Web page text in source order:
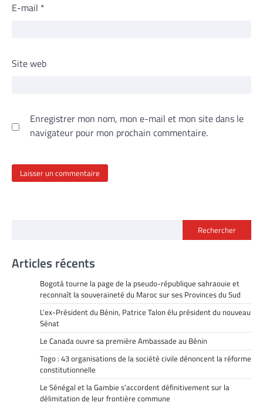
E-mail *
Site web
Enregistrer mon nom, mon e-mail et mon site dans le
navigateur pour mon prochain commentaire.
Rechercher
Articles récents
Bogotá tourne la page de la pseudo-république sahraouie et
reconnaît la souveraineté du Maroc sur ses Provinces du Sud
L’ex-Président du Bénin, Patrice Talon élu président du nouveau
Sénat
Le Canada ouvre sa première Ambassade au Bénin
Togo : 43 organisations de la société civile dénoncent la réforme
constitutionnelle
Le Sénégal et la Gambie s’accordent définitivement sur la
délimitation de leur frontière commune